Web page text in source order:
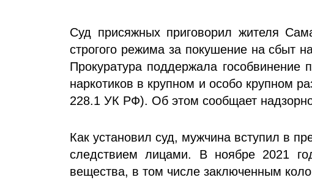
Суд присяжных приговорил жителя
строгого режима за покушение на сбыт
Прокуратура поддержала гособвинение
наркотиков в крупном и особо крупном
228.1 УК РФ). Об этом сообщает
Как установил суд, мужчина вступил в
следствием лицами. В ноябре 2021
вещества, в том числе заключенным